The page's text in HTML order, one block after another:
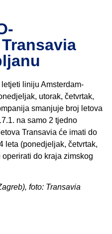
liniju Amsterdam-
utorak, četvrtak,
smanjuje broj letova
na samo 2 tjedno
Transavia će imati do
leta (ponedjeljak, četvrtak,
do kraja zimskog
foto: Transavia